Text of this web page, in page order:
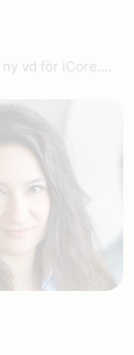
vd för iCore....